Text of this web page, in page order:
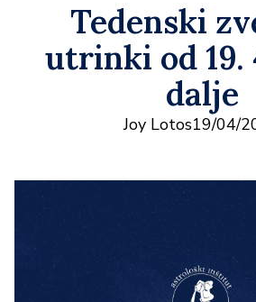
Tedenski
utrinki od 19.
dalje
Joy Lotos19/04/